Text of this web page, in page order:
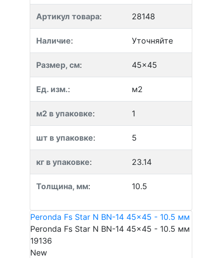
Артикул товара: 28148
Наличие: Уточняйте
Размер, см: 45x45
Ед. изм.: м2
м2 в упаковке: 1
шт в упаковке: 5
кг в упаковке: 23.14
Толщина, мм: 10.5
Peronda Fs Star N BN-14 45x45 - 10.5 мм
Peronda Fs Star N BN-14 45x45 - 10.5 мм
19136
New